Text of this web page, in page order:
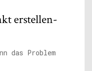
erstellen-
das Problem